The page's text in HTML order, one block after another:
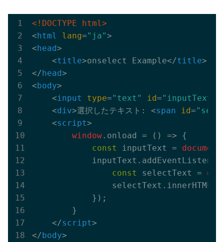
<!DOCTYPE html>
< html lang="ja">
< head>
<title>onselect Example</title>
</ head>
< body>
<input type="text" id="inputText"
<div>選択したテキスト: <span id=
<script>
window .onload = () => {
const
inputText = document
const
selectText =
selectText.innerHTML
            });
        }
</script>
</ body>